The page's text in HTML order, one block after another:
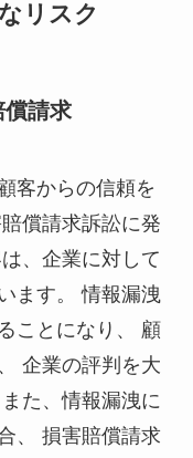
リスク
償請求
客からの信頼を
償請求訴訟に発
、企業に対して
ます。 情報漏洩
ことになり、 顧
企業の評判を大
た、情報漏洩に
、 損害賠償請求